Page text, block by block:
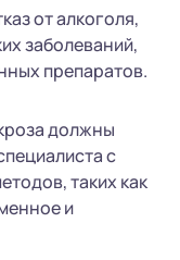
от алкоголя,
заболеваний,
препаратов.
должны
с
таких как
и